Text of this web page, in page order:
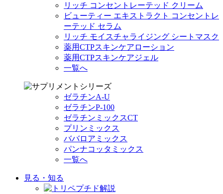
リッチ コンセントレーテッド クリーム
ビューティー エキストラクト コンセントレ
ーテッド セラム
リッチ モイスチャライジング シートマスク
薬用CTPスキンケアローション
薬用CTPスキンケアジェル
一覧へ
ゼラチンA-U
ゼラチンP-100
ゼラチンミックスCT
プリンミックス
ババロアミックス
パンナコッタミックス
一覧へ
見る・知る